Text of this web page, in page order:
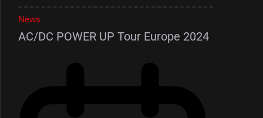
News
AC/DC POWER UP Tour Europe 2024